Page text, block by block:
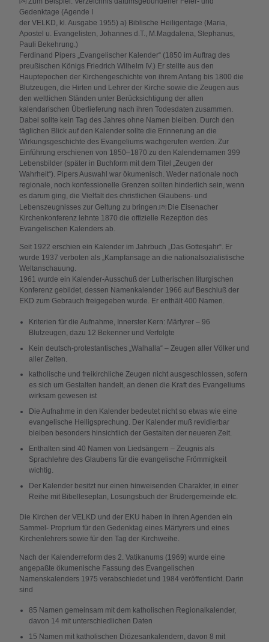
Gedenktage (Agende I
der VELKD, kl. Ausgabe 1955) a) Biblische Heiligentage (Maria,
Apostel u. Evangelisten, Johannes d.T., M.Magdalena, Stephanus,
Pauli Bekehrung.)
Ferdinand Pipers „Evangelischer Kalender“ (1850 im Auftrag des
preußischen Königs Friedrich Wilhelm IV.) Er stellte aus den
Hauptepochen der Kirchengeschichte von ihrem Anfang bis 1800 die
Blutzeugen, die Hirten und Lehrer der Kirche sowie die Zeugen aus
den weltlichen Ständen unter Berücksichtigung der alten
kalendarischen Überlieferung nach ihren Todesdaten zusammen.
Dabei sollte kein Tag des Jahres ohne Namen bleiben. Durch den
täglichen Blick auf den Kalender sollte die Erinnerung an die
Wirkungsgeschichte des Evangeliums wachgerufen werden. Zur
Einführung erschienen von 1850–1870 zu den Kalendernamen 399
Lebensbilder (später in Buchform mit dem Titel „Zeugen der
Wahrheit“). Pipers Auswahl war ökumenisch. Weder nationale noch
regionale, noch konfessionelle Grenzen sollten hinderlich sein, wenn
es darum ging, die Vielfalt des christlichen Glaubens- und
Lebenszeugnisses zur Geltung zu bringen. [25] Die Eisenacher
Kirchenkonferenz lehnte 1870 die offizielle Rezeption des
Evangelischen Kalenders ab.
Seit 1922 erschien ein Kalender im Jahrbuch „Das Gottesjahr“. Er
wurde 1937 verboten als „Kampfansage an die nationalsozialistische
Weltanschauung.
1961 wurde ein Kalender-Ausschuß der Lutherischen liturgischen
Konferenz gebildet, dessen Namenkalender 1966 auf Beschluß der
EKD zum Gebrauch freigegeben wurde. Er enthält 400 Namen.
Kriterien für die Aufnahme, Innerster Kern: Märtyrer – 96
Blutzeugen, dazu 12 Bekenner und Verfolgte
Kein deutsch-protestantisches „Walhalla“ – Zeugen aller Völker und
aller Zeiten.
katholische und freikirchliche Zeugen nicht ausgeschlossen, sofern
es sich um Gestalten handelt, an denen die Kraft des Evangeliums
wirksam gewesen ist
Die Aufnahme in den Kalender bedeutet nicht so etwas wie eine
evangelische Heiligsprechung. Der Kalender muß revidierbar
bleiben besonders hinsichtlich der Gestalten der neueren Zeit.
Enthalten sind 40 Namen von Liedsängern – Zeugnis als
Sprachlehre des Glaubens für die evangelische Frömmigkeit
wichtig.
Der Kalender besitzt nur einen hinweisenden Charakter, in einer
Reihe mit Bibelleseplan, Losungsbuch der Brüdergemeinde etc.
Die Kirchen der VELKD und der EKU haben in ihren Agenden ein
Sammel- Proprium für den Gedenktag eines Märtyrers und eines
Kirchenlehrers sowie für den Tag der Kirchweihe.
Nach der Kalenderreform des 2. Vatikanums (1969) wurde eine
angepaßte ökumenische Fassung des Evangelischen
Namenskalenders 1975 verabschiedet und 1984 veröffentlicht. Darin
sind
85 Namen gemeinsam mit dem katholischen Regionalkalender,
davon 14 mit unterschiedlichen Daten
15 Namen mit katholischen Diözesankalendern, davon 8 mit